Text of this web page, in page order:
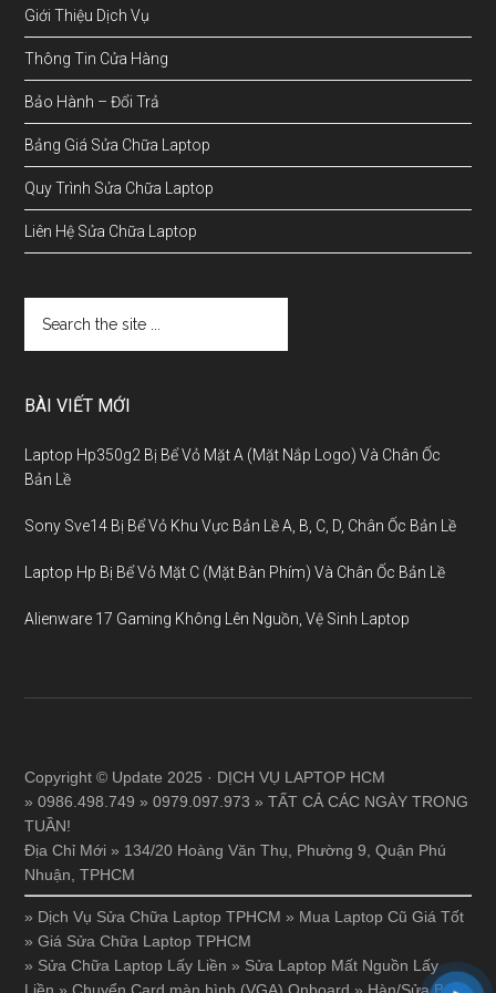
Giới Thiệu Dịch Vụ
Thông Tin Cửa Hàng
Bảo Hành – Đổi Trả
Bảng Giá Sửa Chữa Laptop
Quy Trình Sửa Chữa Laptop
Liên Hệ Sửa Chữa Laptop
BÀI VIẾT MỚI
Laptop Hp350g2 Bị Bể Vỏ Mặt A (Mặt Nắp Logo) Và Chân Ốc
Bản Lề
Sony Sve14 Bị Bể Vỏ Khu Vực Bản Lề A, B, C, D, Chân Ốc Bản Lề
Laptop Hp Bị Bể Vỏ Mặt C (Mặt Bàn Phím) Và Chân Ốc Bản Lề
Alienware 17 Gaming Không Lên Nguồn, Vệ Sinh Laptop
Copyright © Update 2025 · DỊCH VỤ LAPTOP HCM
» 0986.498.749 » 0979.097.973 » TẤT CẢ CÁC NGÀY TRONG
TUẦN!
Địa Chỉ Mới » 134/20 Hoàng Văn Thụ, Phường 9, Quận Phú
Nhuận, TPHCM
» Dịch Vụ Sửa Chữa Laptop TPHCM » Mua Laptop Cũ Giá Tốt
»Giá Sửa Chữa Laptop TPHCM
» Sửa Chữa Laptop Lấy Liền » Sửa Laptop Mất Nguồn Lấy